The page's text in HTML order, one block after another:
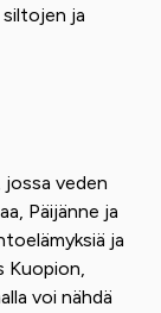
ja
jossa veden
Päijänne ja
ja
Kuopion,
voi nähdä